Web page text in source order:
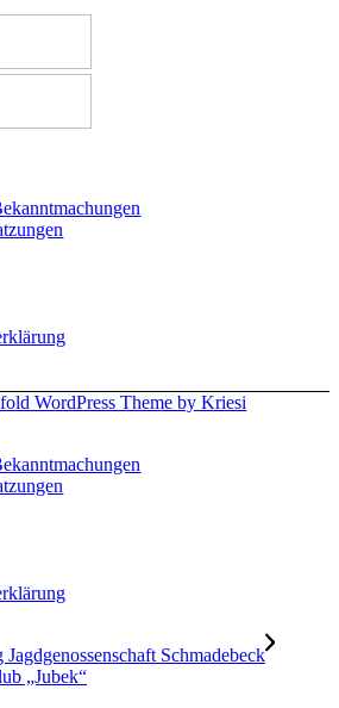
WordPress Theme by Kriesi
Schmadebeck
„Jubek“